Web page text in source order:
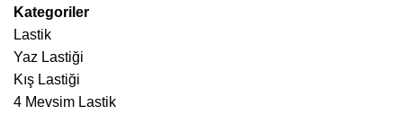
Kategoriler
Lastik
Yaz Lastiği
Kış Lastiği
4 Mevsim Lastik